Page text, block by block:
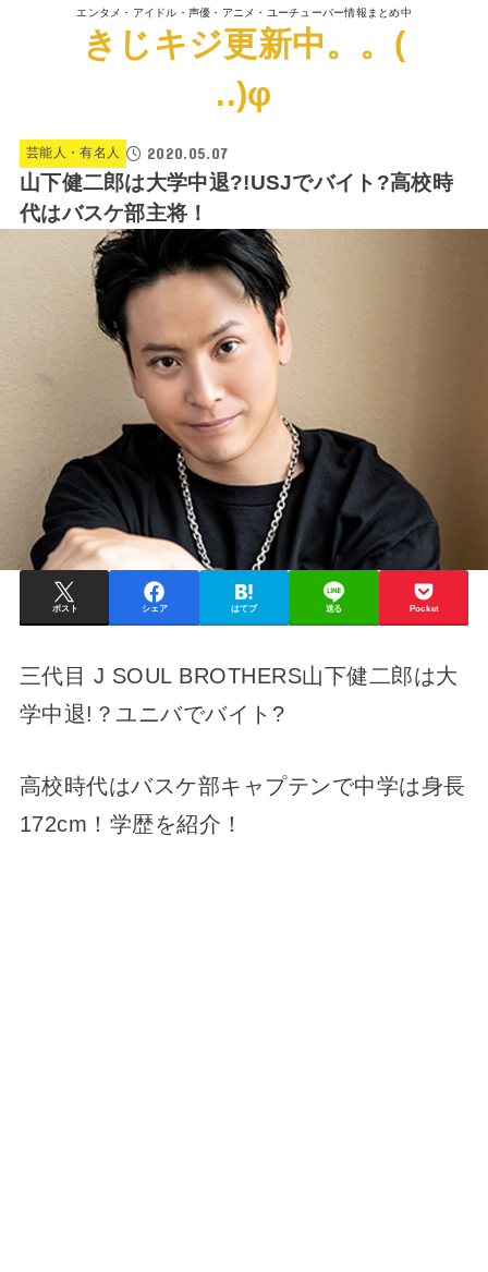
エンタメ・アイドル・声優・アニメ・ユーチューバー情報まとめ中
きじキジ更新中。。(
..)φ
芸能人・有名人 2020.05.07
山下健二郎は大学中退?!USJでバイト?高校時
代はバスケ部主将！
ポスト シェア はてブ 送る Pocket
三代目 J SOUL BROTHERS山下健二郎は大
学中退!？ユニバでバイト?
高校時代はバスケ部キャプテンで中学は身長
172cm！学歴を紹介！